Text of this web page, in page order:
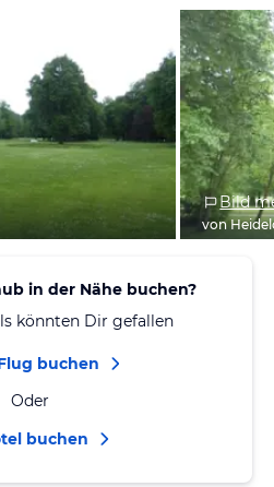
Bild
von
in der Nähe buchen?
könnten Dir gefallen
buchen
Oder
buchen